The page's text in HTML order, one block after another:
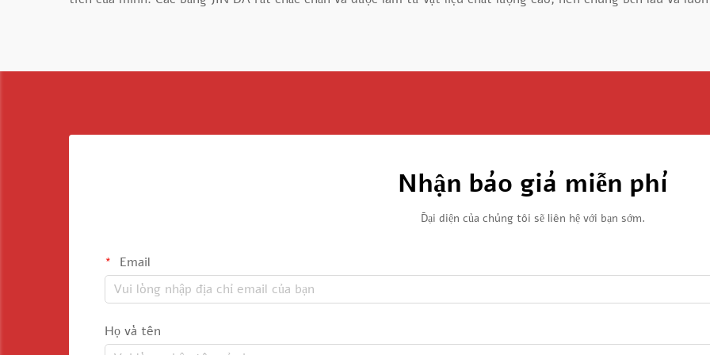
Nhận báo giá miễn phí
Đại diện của chúng tôi sẽ liên hệ với bạn sớm.
Email
Họ và tên